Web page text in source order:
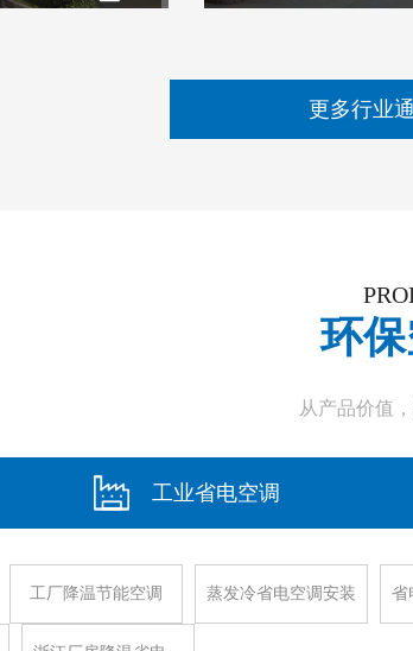
更多行业
环
从产品价值
工业省电空调
工厂降温节能空调 蒸发冷省电空调安装 省